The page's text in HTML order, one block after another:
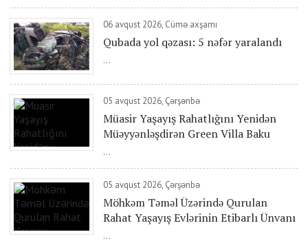
06 avqust 2026, Cümə axşamı
Qubada yol qəzası: 5 nəfər yaralandı
...
05 avqust 2026, Çərşənbə
Müasir Yaşayış Rahatlığını Yenidən
Müəyyənləşdirən Green Villa Baku
...
05 avqust 2026, Çərşənbə
Möhkəm Təməl Üzərində Qurulan
Rahat Yaşayış Evlərinin Etibarlı Ünvanı
...